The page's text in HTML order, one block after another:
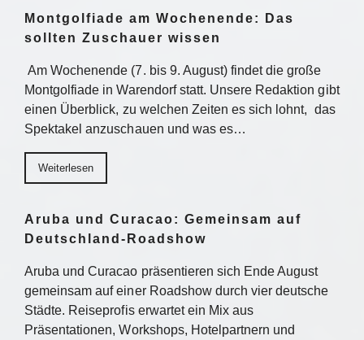
Montgolfiade am Wochenende: Das
sollten Zuschauer wissen
Am Wochenende (7. bis 9. August) findet die große
Montgolfiade in Warendorf statt. Unsere Redaktion gibt
einen Überblick, zu welchen Zeiten es sich lohnt, das
Spektakel anzuschauen und was es…
Weiterlesen
Aruba und Curacao: Gemeinsam auf
Deutschland-Roadshow
Aruba und Curacao präsentieren sich Ende August
gemeinsam auf einer Roadshow durch vier deutsche
Städte. Reiseprofis erwartet ein Mix aus
Präsentationen, Workshops, Hotelpartnern und